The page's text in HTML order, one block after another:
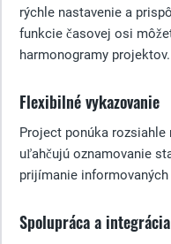
rýchle nastavenie a
funkcie časovej osi
harmonogramy projektov.
Flexibilné vykazovanie
Project ponúka
uľahčujú oznamovanie
prijímanie
Spolupráca a integrácia